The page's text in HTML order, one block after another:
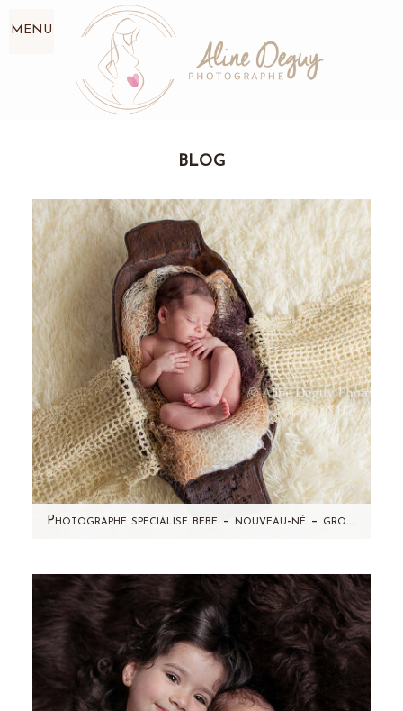
MENU
BLOG
Photographe specialise bebe – nouveau-né – grossesse – Leonie – seance photo a domicile-Taverny (95)
deuxième bébé à 1 mois d'intervalle (forcément
impossible!) mais…